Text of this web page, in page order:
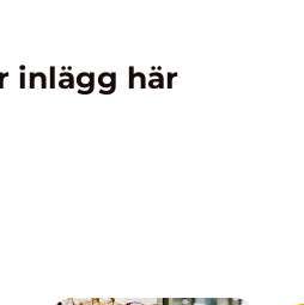
inlägg här